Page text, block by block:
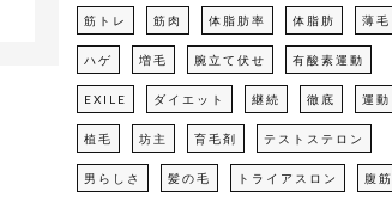
筋トレ 筋肉 体脂肪率 体脂肪 薄毛
ハゲ 増毛 腕立て伏せ 有酸素運動
EXILE ダイエット 継続 徹底 運動
植毛 坊主 育毛剤 テストステロン
男らしさ 髪の毛 トライアスロン 腹筋